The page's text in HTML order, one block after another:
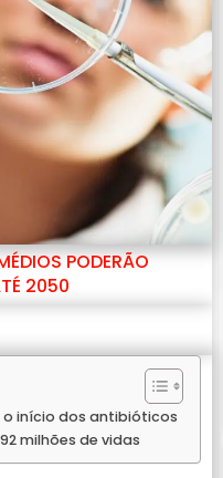
PODERÃO
2050
início dos antibióticos
milhões de vidas